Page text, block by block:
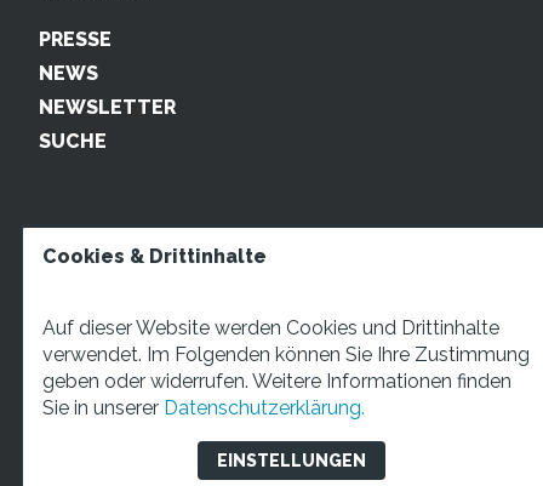
PRESSE
NEWS
NEWSLETTER
SUCHE
STARTUP TEENS Münsterstraße 5, 59065 Hamm. Fon:
+49 2381 4870207 Mail:info@startupteens.de
Cookies & Drittinhalte
Auf dieser Website werden Cookies und Drittinhalte
verwendet. Im Folgenden können Sie Ihre Zustimmung
geben oder widerrufen. Weitere Informationen finden
Sie in unserer Datenschutzerklärung.
EINSTELLUNGEN